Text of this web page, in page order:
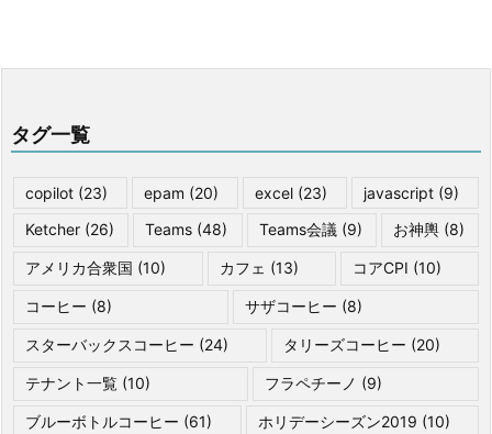
タグ一覧
copilot (23) epam (20) excel (23) javascript (9)
Ketcher (26) Teams (48) Teams会議 (9) お神輿(8)
アメリカ合衆国 (10) カフェ (13) コアCPI (10)
コーヒー (8) サザコーヒー (8)
スターバックスコーヒー (24) タリーズコーヒー (20)
テナント一覧 (10) フラペチーノ (9)
ブルーボトルコーヒー (61) ホリデーシーズン2019 (10)